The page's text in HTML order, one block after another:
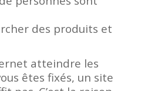
des produits et
atteindre les
êtes fixés, un site